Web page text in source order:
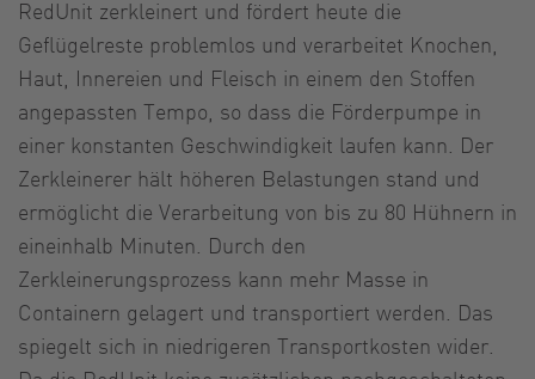
RedUnit zerkleinert und fördert heute die
Geflügelreste problemlos und verarbeitet Knochen,
Haut, Innereien und Fleisch in einem den Stoffen
angepassten Tempo, so dass die Förderpumpe in
einer konstanten Geschwindigkeit laufen kann. Der
Zerkleinerer hält höheren Belastungen stand und
ermöglicht die Verarbeitung von bis zu 80 Hühnern in
eineinhalb Minuten. Durch den
Zerkleinerungsprozess kann mehr Masse in
Containern gelagert und transportiert werden. Das
spiegelt sich in niedrigeren Transportkosten wider.